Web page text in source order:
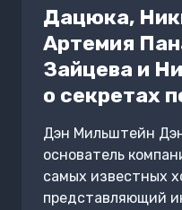
Дацюка,
Артемия
Зайцева и
о секретах
Дэн Мильштейн
основатель
самых известных
представляющий